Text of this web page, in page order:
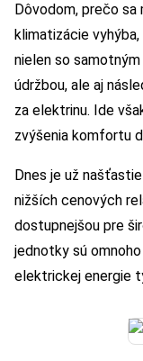
Dôvodom, prečo
klimatizácie
nielen so
údržbou, ale aj
za elektrinu. Ide
zvýšenia komfortu
Dnes je už
nižších cenových
dostupnejšou pre
jednotky sú
elektrickej energie